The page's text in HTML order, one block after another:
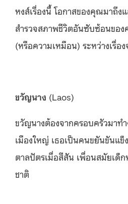
หงส์เรื่องนี้ โอกาสของคุณมาถึง
สำรวจสภาพชีวิตอันซับซ้อนขอ
(หรือความเหมือน) ระหว่างเรื่อง
ขวัญนาง (Laos)
ขวัญนางต้องจากครอบครัวมาทำ
เมืองใหญ่ เธอเป็นคนขยันขันแข็
ตาลปัตรเมื่อสีสัน เพื่อนสมัยเด็ก
ชาติ